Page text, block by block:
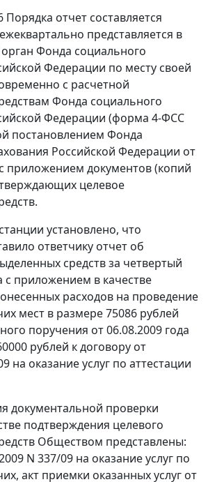
Порядка отчет составляется
представляется в
Фонда социального
Федерации по месту своей
с расчетной
Фонда социального
Федерации (форма 4-ФСС
постановлением Фонда
Российской Федерации от
приложением документов (копий
целевое
установлено, что
ответчику отчет об
средств за четвертый
с приложением в качестве
расходов на проведение
мест в размере 75086 рублей
поручения от 06.08.2009 года
рублей к договору от
на оказание услуг по аттестации
документальной проверки
подтверждения целевого
Обществом представлены:
N 337/09 на оказание услуг по
акт приемки оказанных услуг от